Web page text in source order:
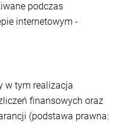
podczas
internetowym -
w tym realizacja
finansowych oraz
(podstawa prawna: